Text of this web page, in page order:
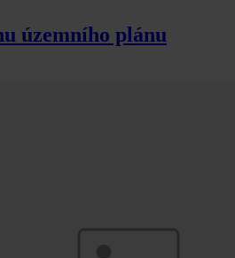
územního plánu